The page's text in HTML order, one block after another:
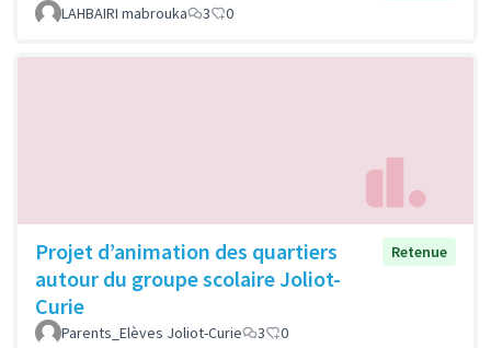
LAHBAIRI mabrouka
3 0
Projet d’animation des quartiers
autour du groupe scolaire Joliot-
Curie
Retenue
Parents_Elèves Joliot-Curie 3 0